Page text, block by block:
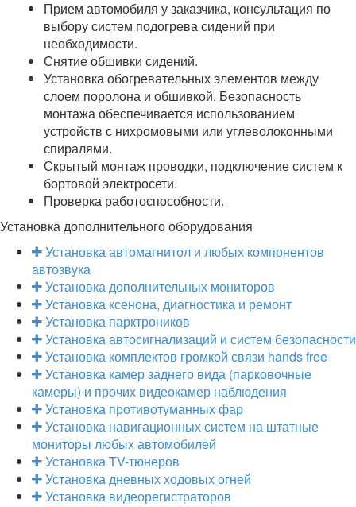
Прием автомобиля у заказчика, консультация по
выбору систем подогрева сидений при
необходимости.
Снятие обшивки сидений.
Установка обогревательных элементов между
слоем поролона и обшивкой. Безопасность
монтажа обеспечивается использованием
устройств с нихромовыми или углеволоконными
спиралями.
Скрытый монтаж проводки, подключение систем к
бортовой электросети.
Проверка работоспособности.
Установка дополнительного оборудования
Установка автомагнитол и любых компонентов
автозвука
Установка дополнительных мониторов
Установка ксенона, диагностика и ремонт
Установка парктроников
Установка автосигнализаций и систем безопасности
Установка комплектов громкой связи hands free
Установка камер заднего вида (парковочные
камеры) и прочих видеокамер наблюдения
Установка противотуманных фар
Установка навигационных систем на штатные
мониторы любых автомобилей
Установка TV-тюнеров
Установка дневных ходовых огней
Установка видеорегистраторов